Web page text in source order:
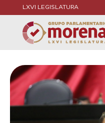
LXVI LEGISLATURA